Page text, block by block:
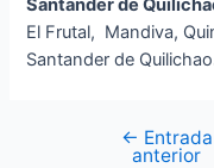
Santander de
El Frutal, Mandiva,
Santander de Quilichao
← Entrada
anterior